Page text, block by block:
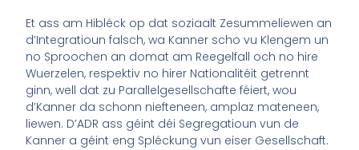
Et ass am Hibléck op dat soziaalt Zesummeliewen an
d’Integratioun falsch, wa Kanner scho vu Klengem un
no Sproochen an domat am Reegelfall och no hire
Wuerzelen, respektiv no hirer Nationalitéit getrennt
ginn, well dat zu Parallelgesellschafte féiert, wou
d’Kanner da schonn niefteneen, amplaz mateneen,
liewen. D’ADR ass géint déi Segregatioun vun de
Kanner a géint eng Spléckung vun eiser Gesellschaft.